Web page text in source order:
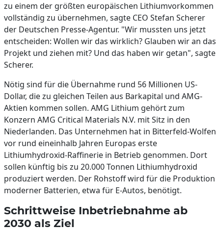
zu einem der größten europäischen Lithiumvorkommen
vollständig zu übernehmen, sagte CEO Stefan Scherer
der Deutschen Presse-Agentur. "Wir mussten uns jetzt
entscheiden: Wollen wir das wirklich? Glauben wir an das
Projekt und ziehen mit? Und das haben wir getan", sagte
Scherer.
Nötig sind für die Übernahme rund 56 Millionen US-
Dollar, die zu gleichen Teilen aus Barkapital und AMG-
Aktien kommen sollen. AMG Lithium gehört zum
Konzern AMG Critical Materials N.V. mit Sitz in den
Niederlanden. Das Unternehmen hat in Bitterfeld-Wolfen
vor rund eineinhalb Jahren Europas erste
Lithiumhydroxid-Raffinerie in Betrieb genommen. Dort
sollen künftig bis zu 20.000 Tonnen Lithiumhydroxid
produziert werden. Der Rohstoff wird für die Produktion
moderner Batterien, etwa für E-Autos, benötigt.
Schrittweise Inbetriebnahme ab
2030 als Ziel